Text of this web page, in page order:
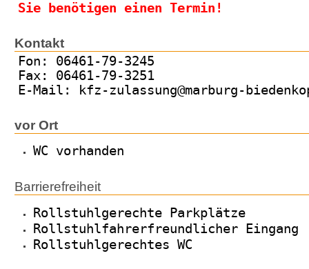
Sie benötigen einen Termin!
Kontakt
Fon: 06461-79-3245
Fax: 06461-79-3251
E-Mail: kfz-zulassung@marburg-
vor Ort
WC vorhanden
Barrierefreiheit
Rollstuhlgerechte Parkplätze
Rollstuhlfahrerfreundlicher Eingang
Rollstuhlgerechtes WC